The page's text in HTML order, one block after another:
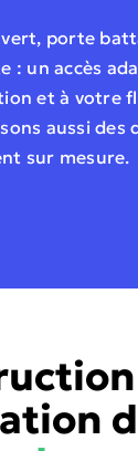
porte
: un accès
et à votre
aussi des
sur mesure.